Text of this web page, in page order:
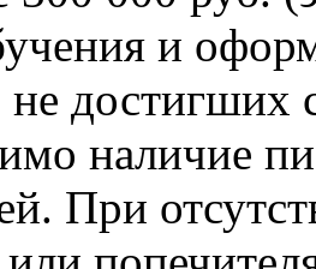
и
не достигших
наличие
При